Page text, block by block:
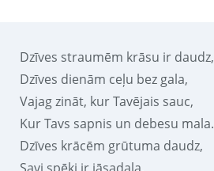
Dzīves straumēm krāsu ir daudz,
Dzīves dienām ceļu bez gala,
Vajag zināt, kur Tavējais sauc,
Kur Tavs sapnis un debesu mala.
Dzīves krācēm grūtuma daudz,